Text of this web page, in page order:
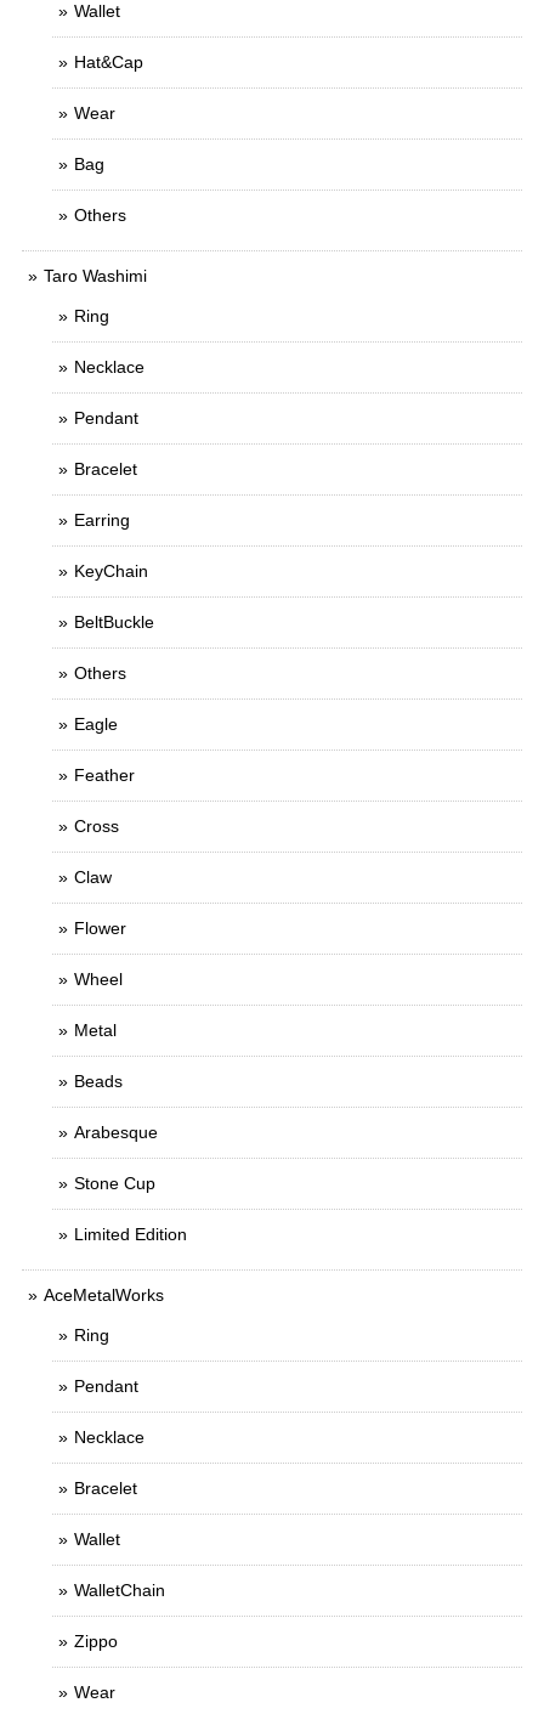
Wallet
Hat&Cap
Wear
Bag
Others
Taro Washimi
Ring
Necklace
Pendant
Bracelet
Earring
KeyChain
BeltBuckle
Others
Eagle
Feather
Cross
Claw
Flower
Wheel
Metal
Beads
Arabesque
Stone Cup
Limited Edition
AceMetalWorks
Ring
Pendant
Necklace
Bracelet
Wallet
WalletChain
Zippo
Wear